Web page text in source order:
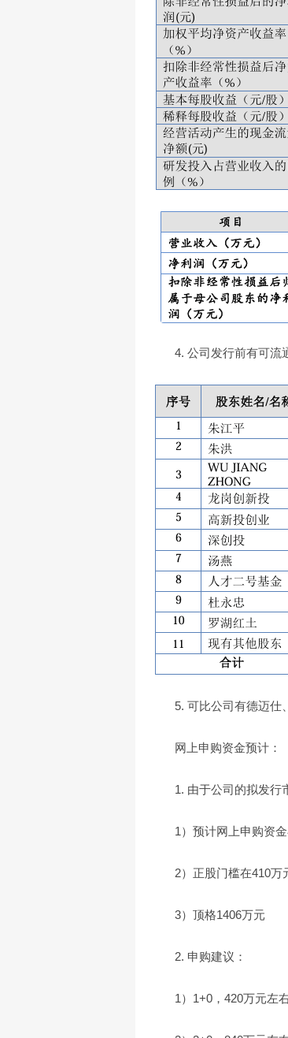
4. 公司发行前有可流
5. 可比公司有德迈仕
网上申购资金预计：
1. 由于公司的拟发行
1）预计网上申购资金
2）正股门槛在410万
3）顶格1406万元
2. 申购建议：
1）1+0，420万元左右